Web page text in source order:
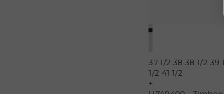
37 1/2 38 38 1/2 39
1/2 41 1/2
+